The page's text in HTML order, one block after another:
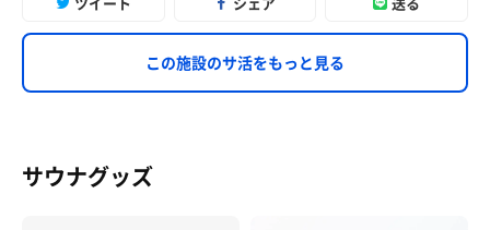
この施設のサ活をもっと見る
サウナグッズ